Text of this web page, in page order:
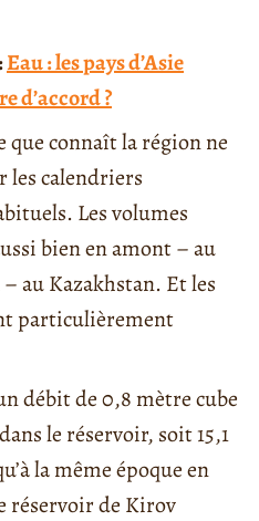
Eau : les pays d’Asie
d’accord ?
que connaît la région ne
les calendriers
Les volumes
bien en amont – au
au Kazakhstan. Et les
particulièrement
débit de 0,8 mètre cube
le réservoir, soit 15,1
la même époque en
réservoir de Kirov